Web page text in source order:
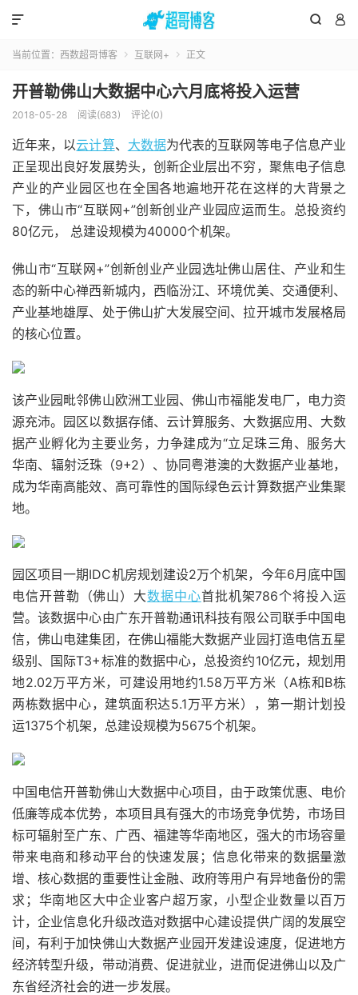
 

当前位置： 西数超哥博客  互联网+  正文
开普勒佛山大数据中心六月底将投入运营
2018-05-28 阅读(683) 评论(0)
近年来，以云计算、 大数据为代表的互联网等电子信息产业
正呈现出良好发展势头，创新企业层出不穷，聚焦电子信息
产业的产业园区也在全国各地遍地开花在这样的大背景之
下，佛山市“互联网+”创新创业产业园应运而生。总投资约
80亿元， 总建设规模为40000个机架。
佛山市“互联网+”创新创业产业园选址佛山居住、产业和生
态的新中心禅西新城内，西临汾江、环境优美、交通便利、
产业基地雄厚、处于佛山扩大发展空间、拉开城市发展格局
的核心位置。
该产业园毗邻佛山欧洲工业园、佛山市福能发电厂，电力资
源充沛。园区以数据存储、云计算服务、大数据应用、大数
据产业孵化为主要业务，力争建成为“立足珠三角、服务大
华南、辐射泛珠（9+2）、协同粤港澳的大数据产业基地，
成为华南高能效、高可靠性的国际绿色云计算数据产业集聚
地。
园区项目一期IDC机房规划建设2万个机架，今年6月底中国
电信开普勒（佛山）大数据中心首批机架786个将投入运
营。该数据中心由广东开普勒通讯科技有限公司联手中国电
信，佛山电建集团，在佛山福能大数据产业园打造电信五星
级别、国际T3+标准的数据中心，总投资约10亿元，规划用
地2.02万平方米，可建设用地约1.58万平方米（A栋和B栋
两栋数据中心，建筑面积达5.1万平方米），第一期计划投
运1375个机架，总建设规模为5675个机架。
中国电信开普勒佛山大数据中心项目，由于政策优惠、电价
低廉等成本优势，本项目具有强大的市场竞争优势，市场目
标可辐射至广东、广西、福建等华南地区，强大的市场容量
带来电商和移动平台的快速发展；信息化带来的数据量激
增、核心数据的重要性让金融、政府等用户有异地备份的需
求；华南地区大中企业客户超万家，小型企业数量以百万
计，企业信息化升级改造对数据中心建设提供广阔的发展空
间，有利于加快佛山大数据产业园开发建设速度，促进地方
经济转型升级，带动消费、促进就业，进而促进佛山以及广
东省经济社会的进一步发展。